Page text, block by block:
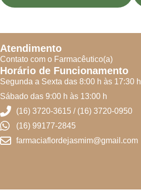
Atendimento
Contato com o Farmacêutico(a)
Horário de Funcionamento
Segunda a Sexta das 8:00 h às 17:30 h
Sábado das 9:00 h às 13:00 h
(16) 3720-3615 / (16) 3720-0950
(16) 99177-2845
farmaciaflordejasmim@gmail.com